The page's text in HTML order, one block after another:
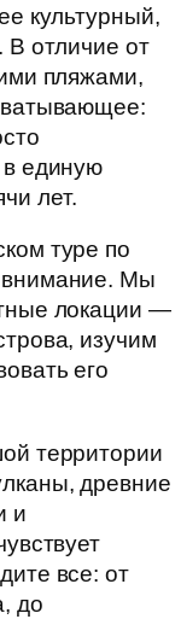
культурный,
В отличие от
пляжами,
в единую
лет.
туре по
внимание. Мы
локации —
изучим
его
территории
древние
и
все: от
до